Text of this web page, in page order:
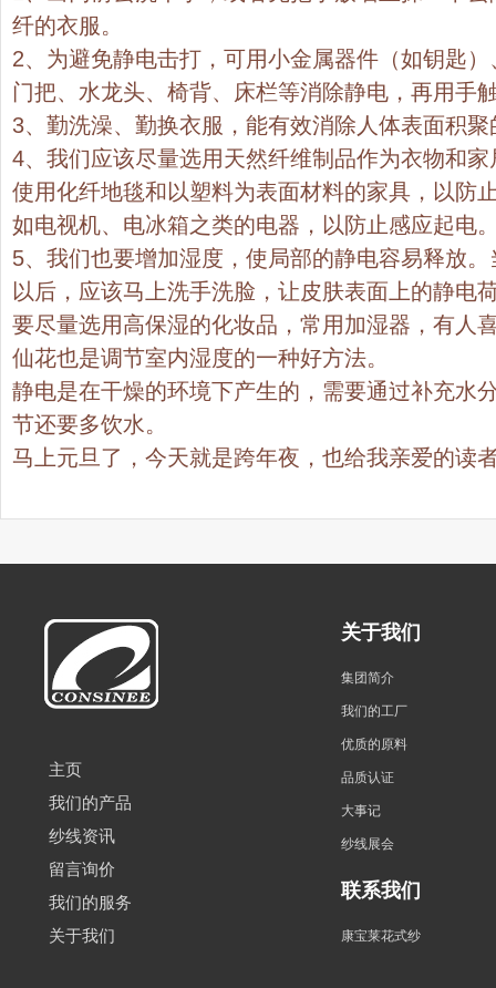
纤的衣服。
2、为避免静电击打，可用小金属器件（如钥匙
门把、水龙头、椅背、床栏等消除静电，再用手
3、勤洗澡、勤换衣服，能有效消除人体表面积聚
4、我们应该尽量选用天然纤维制品作为衣物和
使用化纤地毯和以塑料为表面材料的家具，以防
如电视机、电冰箱之类的电器，以防止感应起电
5、我们也要增加湿度，使局部的静电容易释放
以后，应该马上洗手洗脸，让皮肤表面上的静电
要尽量选用高保湿的化妆品，常用加湿器，有人
仙花也是调节室内湿度的一种好方法。
静电是在干燥的环境下产生的，需要通过补充水
节还要多饮水。
马上元旦了，今天就是跨年夜，也给我亲爱的读
主页
我们的产品
纱线资讯
留言询价
我们的服务
关于我们
关于我们
集团简介
我们的工厂
优质的原料
品质认证
大事记
纱线展会
联系我们
康宝莱花式纱